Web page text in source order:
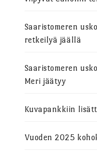
Saaristomeren
retkeilyä jäällä
Saaristomeren
Meri jäätyy
Kuvapankkiin
Vuoden 2025